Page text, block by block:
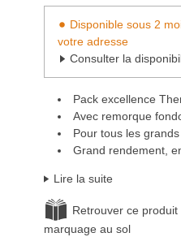
Disponible sous 2
votre adresse
Consulter la
Pack excellence
Avec remorque
Pour tous les
Grand rendement,
Lire la suite
Retrouver ce
marquage au sol